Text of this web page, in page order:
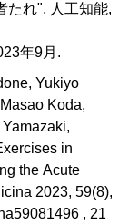
たれ", 人工知能,
年9月.
Yukiyo
Koda,
in
the Acute
2023, 59(8),
, 21